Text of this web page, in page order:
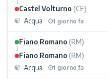
Castel Volturno (CE)
Acqua
1 giorno fa
Fiano Romano (RM)
Fiano Romano (RM)
Acqua
1 giorno fa